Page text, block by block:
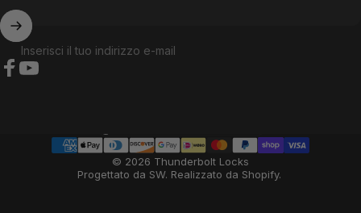
Inserisci il tuo indirizzo e-mail
© 2026 Thunderbolt Locks
Progettato da SW. Realizzato da Shopify.
Paese/regione